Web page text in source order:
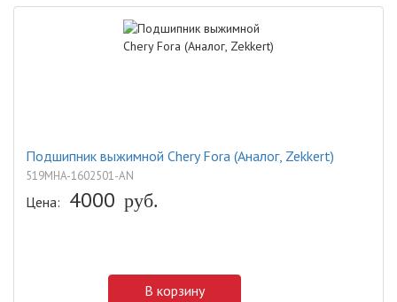
Подшипник выжимной Chery Fora (Аналог, Zekkert)
519MHA-1602501-AN
Цена: 4000 руб.
В корзину